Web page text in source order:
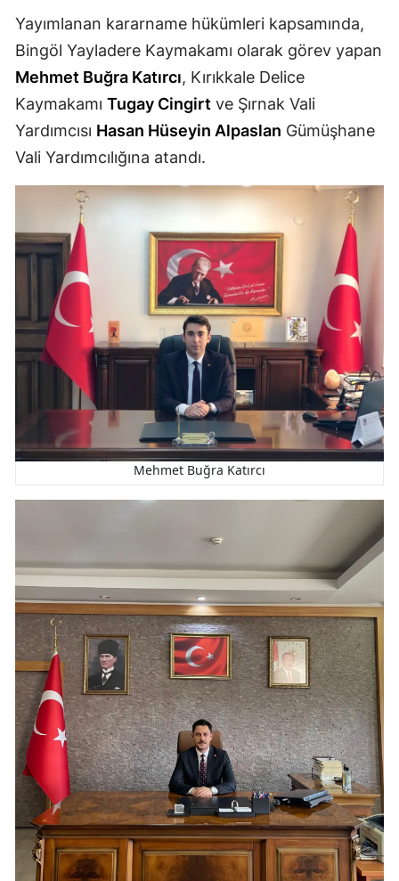
Kütahya
Malatya
Kahramanmaraş
Muğla
Muş
Nevşehir
Niğde
Ordu
Rize
Sakarya
Siirt
Sinop
Sivas
Tekirdağ
Tokat
Trabzon
Tunceli
Şanlıurfa
Uşak
Van
Yayımlanan kararname hükümleri kapsamında,
Bingöl Yayladere Kaymakamı olarak görev yapan
Mehmet Buğra Katırcı, Kırıkkale Delice
Kaymakamı Tugay Cingirt ve Şırnak Vali
Yardımcısı Hasan Hüseyin Alpaslan Gümüşhane
Vali Yardımcılığına atandı.
Mehmet Buğra Katırcı